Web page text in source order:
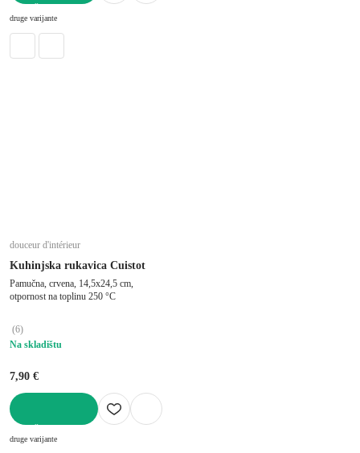
druge varijante
douceur d'intérieur
Kuhinjska rukavica Cuistot
Pamučna, crvena, 14,5x24,5 cm,
otpornost na toplinu 250 °C
(6)
Na skladištu
7,90 €
druge varijante